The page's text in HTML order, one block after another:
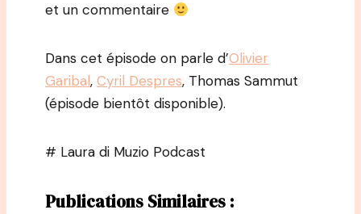
et un commentaire
Dans cet épisode on parle d’Olivier
Garibal, Cyril Despres, Thomas Sammut
(épisode bientôt disponible).
# Laura di Muzio Podcast
Publications Similaires :